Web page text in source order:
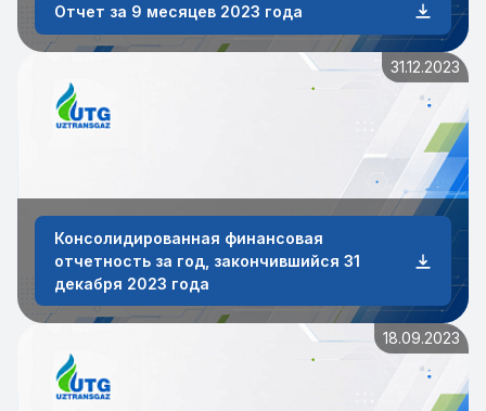
Отчет за 9 месяцев 2023 года
31.12.2023
Консолидированная финансовая
отчетность за год, закончившийся 31
декабря 2023 года
18.09.2023